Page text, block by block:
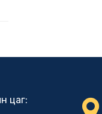
цаг: